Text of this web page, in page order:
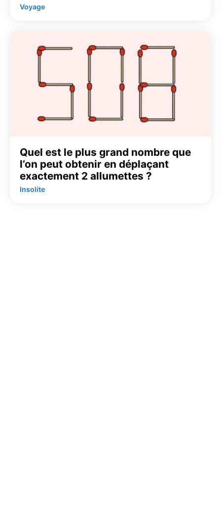
Voyage
Quel est le plus grand nombre que
l’on peut obtenir en déplaçant
exactement 2 allumettes ?
Insolite